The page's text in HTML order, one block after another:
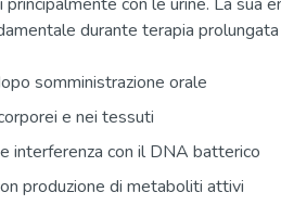
durante terapia
somministrazione orale
e nei tessuti
interferenza con il DNA batterico
produzione di metaboliti attivi